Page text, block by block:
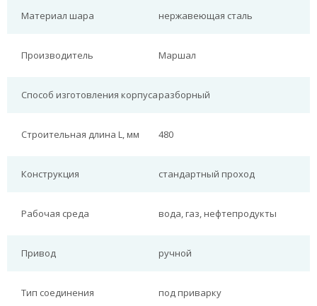
Материал шара нержавеющая сталь
Производитель Маршал
Способ изготовления корпусаразборный
Строительная длина L, мм 480
Конструкция стандартный проход
Рабочая среда вода, газ, нефтепродукты
Привод ручной
Тип соединения под приварку